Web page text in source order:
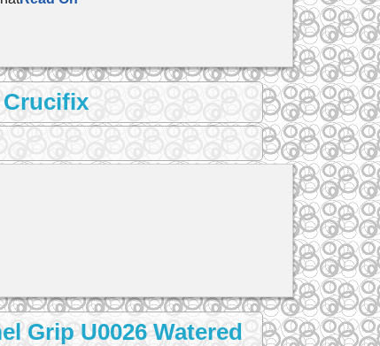
Crucifix
Grip U0026 Watered